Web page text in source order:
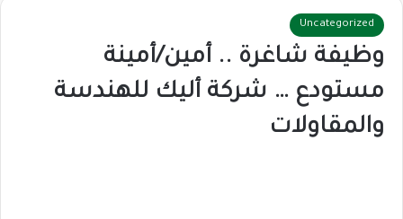
Uncategorized
وظيفة شاغرة .. أمين/أمينة
مستودع … شركة أليك للهندسة
والمقاولات